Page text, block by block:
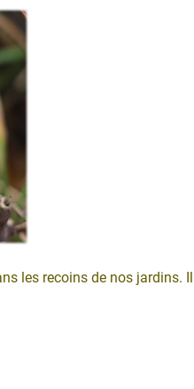
les recoins de nos jardins.